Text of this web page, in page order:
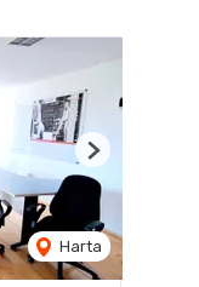
Harta
Next